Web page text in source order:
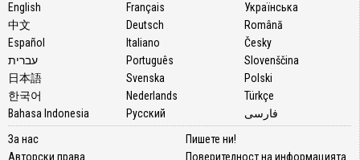
English
中文
Español
עברית
日本語
한국어
Bahasa Indonesia
Français
Deutsch
Italiano
Português
Svenska
Nederlands
Русский
Українська
Română
Česky
Slovenščina
Polski
Türkçe
فارسی
За нас
Авторски права
Пишете ни!
Поверителност на информацията